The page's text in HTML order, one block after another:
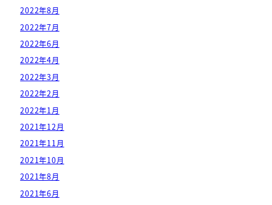
2022年8月
2022年7月
2022年6月
2022年4月
2022年3月
2022年2月
2022年1月
2021年12月
2021年11月
2021年10月
2021年8月
2021年6月